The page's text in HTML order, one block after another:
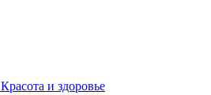
Красота и здоровье